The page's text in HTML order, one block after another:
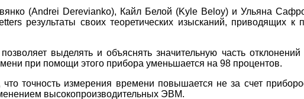
(Andrei Derevianko), Кайл Белой (Kyle Beloy) и Ульяна
результаты своих теоретических изысканий, приводящих к
выделять и объяснять значительную часть отклонений
при помощи этого прибора уменьшается на 98 процентов.
точность измерения времени повышается не за счет
высокопроизводительных ЭВМ.